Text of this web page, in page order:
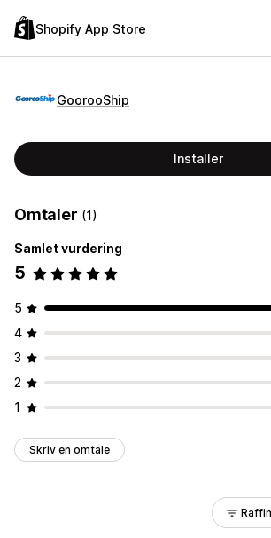
Shopify App Store
GoorooShip
Installer
Omtaler (1)
Samlet vurdering
5
5
4
3
2
1
Skriv en omtale